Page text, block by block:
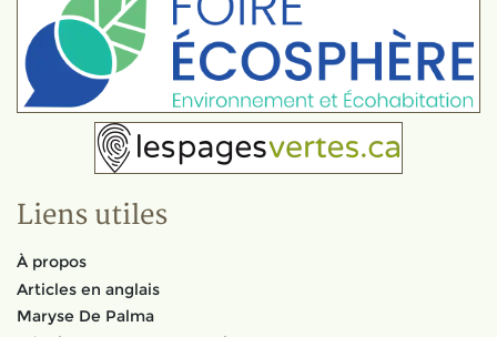
Liens utiles
À propos
Articles en anglais
Maryse De Palma